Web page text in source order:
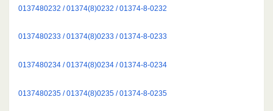
0137480232 / 01374(8)0232 / 01374-8-0232
0137480233 / 01374(8)0233 / 01374-8-0233
0137480234 / 01374(8)0234 / 01374-8-0234
0137480235 / 01374(8)0235 / 01374-8-0235